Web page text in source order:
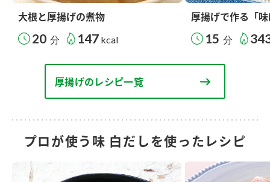
大根と厚揚げの煮物
20 分 147 kcal
厚揚げで作る「
15 分
厚揚げのレシピ一覧
プロが使う味 白だしを使ったレシピ